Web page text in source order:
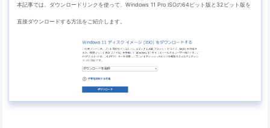
本記事では、ダウンロードリンクを使って、Windows 11 Pro ISOの64ビット版と32ビット版を
直接ダウンロードする方法をご紹介します。